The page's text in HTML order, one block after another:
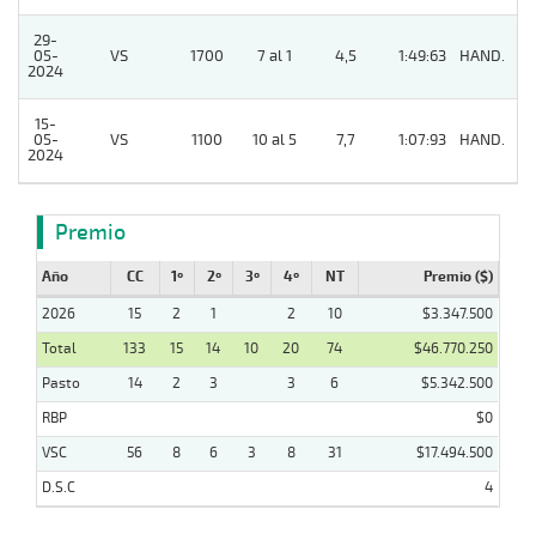
29-
05-
2024
VS 1700 7 al 1 4,5 1:49:63 HAND.
15-
05-
2024
VS 1100 10 al 5 7,7 1:07:93 HAND.
Premio
Año CC 1º 2º 3º 4º NT Premio ($)
2026 15 2 1 2 10
$3.347.500
Total
133 15 14 10 20 74
$46.770.250
Pasto
14 2 3 3 6
$5.342.500
RBP
$0
VSC
56 8 6 3 8 31
$17.494.500
D.S.C
4